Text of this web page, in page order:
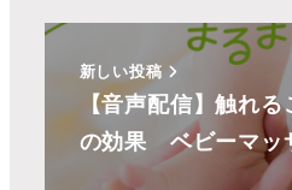
新しい投稿
【音声配信】触れ
の効果 ベビーマッ